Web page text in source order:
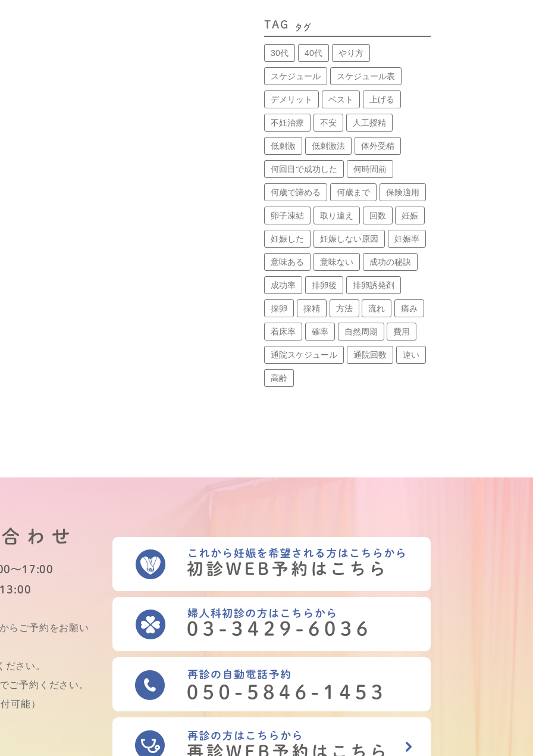
TAG タグ
30代 40代 やり方
スケジュール スケジュール表
デメリット ベスト 上げる
不妊治療 不安 人工授精
低刺激 低刺激法 体外受精
何回目で成功した 何時間前
何歳で諦める 何歳まで 保険適用
卵子凍結 取り違え 回数 妊娠
妊娠した 妊娠しない原因 妊娠率
意味ある 意味ない 成功の秘訣
成功率 排卵後 排卵誘発剤
採卵 採精 方法 流れ 痛み
着床率 確率 自然周期 費用
通院スケジュール 通院回数 違い
高齢
わせ
～17:00
らご予約をお願い
さい。
ご予約ください。
可能）